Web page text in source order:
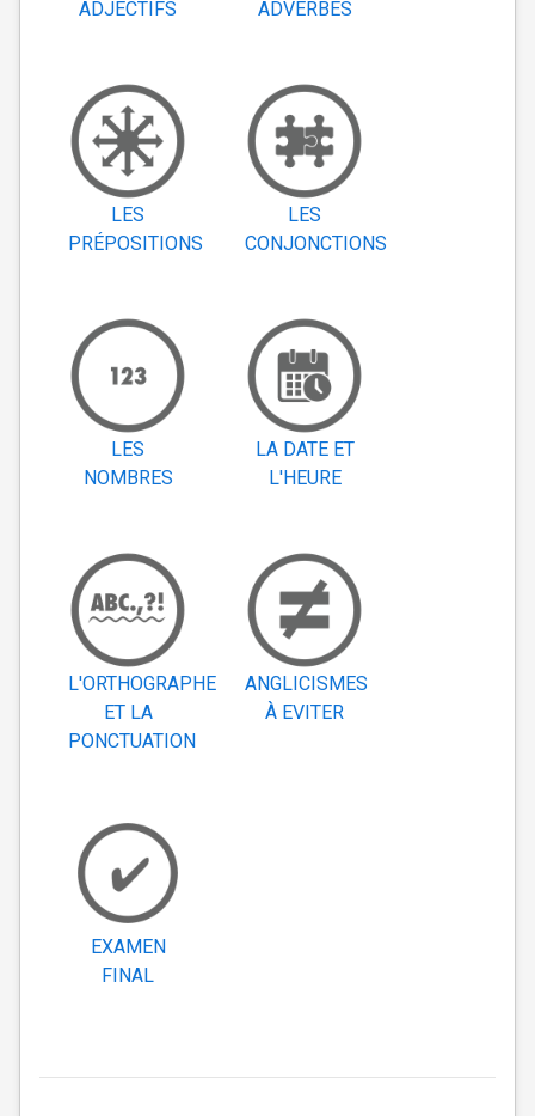
ADJECTIFS
ADVERBES
LES
PRÉPOSITIONS
LES
CONJONCTIONS
LES
NOMBRES
LA DATE ET
L'HEURE
L'ORTHOGRAPHE
ET LA
PONCTUATION
ANGLICISMES
À EVITER
EXAMEN
FINAL